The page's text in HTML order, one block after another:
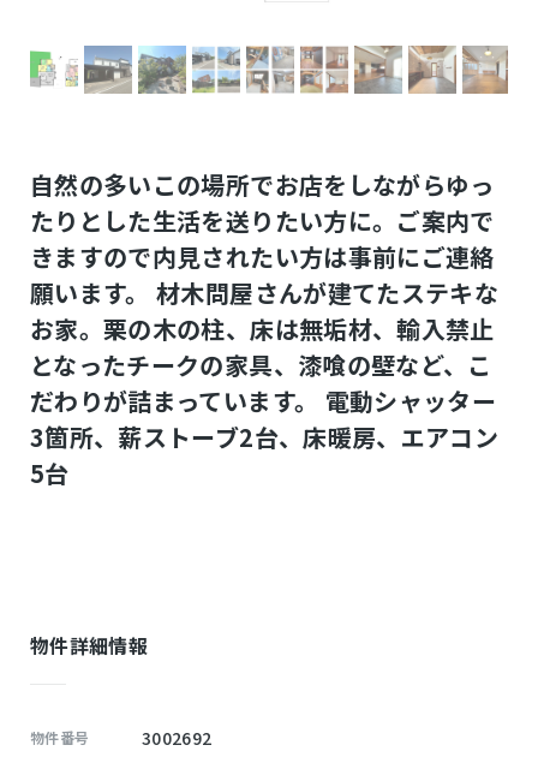
自然の多いこの場所でお店をしながらゆっ
たりとした生活を送りたい方に。ご案内で
きますので内見されたい方は事前にご連絡
願います。 材木問屋さんが建てたステキな
お家。栗の木の柱、床は無垢材、輸入禁止
となったチークの家具、漆喰の壁など、こ
だわりが詰まっています。 電動シャッター
3箇所、薪ストーブ2台、床暖房、エアコン
5台
物件詳細情報
物件番号 3002692